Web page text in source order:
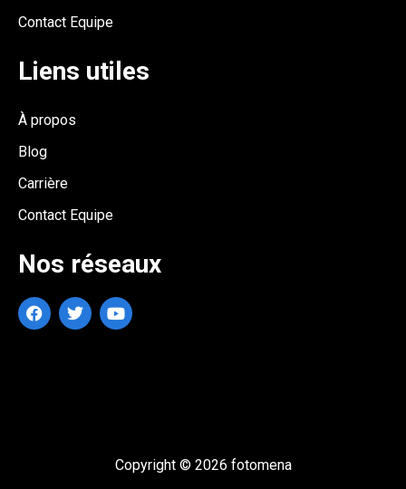
Contact Equipe
Liens utiles
À propos
Blog
Carrière
Contact Equipe
Nos réseaux
Copyright © 2026 fotomena